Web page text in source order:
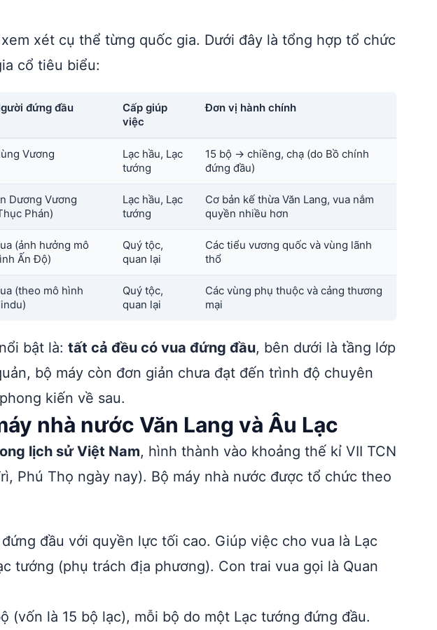
xét cụ thể từng quốc gia. Dưới đây là tổng hợp tổ chức
cổ tiêu biểu:
đứng đầu
Cấp giúp
việc
Đơn vị hành chính
Vương
Lạc hầu, Lạc
tướng
15 bộ → chiềng, chạ (do Bồ chính
đứng đầu)
Dương Vương
Phán)
Lạc hầu, Lạc
tướng
Cơ bản kế thừa Văn Lang, vua nắm
quyền nhiều hơn
(ảnh hưởng mô
Ấn Độ)
Quý tộc,
quan lại
Các tiểu vương quốc và vùng lãnh
thổ
(theo mô hình
Quý tộc,
quan lại
Các vùng phụ thuộc và cảng thương
mại
bật là: tất cả đều có vua đứng đầu, bên dưới là tầng lớp
bộ máy còn đơn giản chưa đạt đến trình độ chuyên
kiến về sau.
nhà nước Văn Lang và Âu Lạc
lịch sử Việt Nam, hình thành vào khoảng thế kỉ VII TCN
Phú Thọ ngày nay). Bộ máy nhà nước được tổ chức theo
đầu với quyền lực tối cao. Giúp việc cho vua là Lạc
tướng (phụ trách địa phương). Con trai vua gọi là Quan
(vốn là 15 bộ lạc), mỗi bộ do một Lạc tướng đứng đầu.